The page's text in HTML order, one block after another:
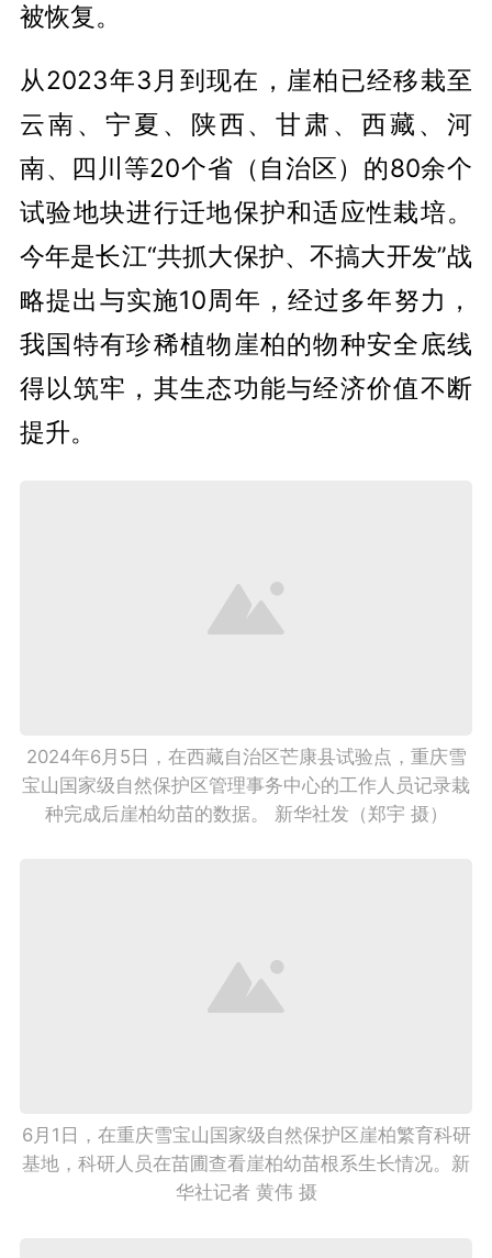
被恢复。
从2023年3月到现在，崖柏已经移栽至
云南、宁夏、陕西、甘肃、西藏、河
南、四川等20个省（自治区）的80余个
试验地块进行迁地保护和适应性栽培。
今年是长江“共抓大保护、不搞大开发”战
略提出与实施10周年，经过多年努力，
我国特有珍稀植物崖柏的物种安全底线
得以筑牢，其生态功能与经济价值不断
提升。
2024年6月5日，在西藏自治区芒康县试验点，重庆雪
宝山国家级自然保护区管理事务中心的工作人员记录栽
种完成后崖柏幼苗的数据。 新华社发（郑宇 摄）
6月1日，在重庆雪宝山国家级自然保护区崖柏繁育科研
基地，科研人员在苗圃查看崖柏幼苗根系生长情况。新
华社记者 黄伟 摄